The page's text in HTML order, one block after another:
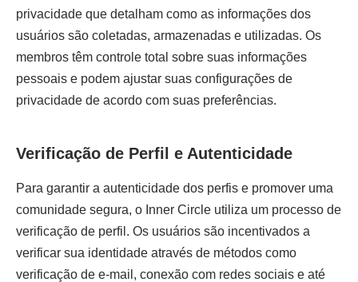
privacidade que detalham como as informações dos
usuários são coletadas, armazenadas e utilizadas. Os
membros têm controle total sobre suas informações
pessoais e podem ajustar suas configurações de
privacidade de acordo com suas preferências.
Verificação de Perfil e Autenticidade
Para garantir a autenticidade dos perfis e promover uma
comunidade segura, o Inner Circle utiliza um processo de
verificação de perfil. Os usuários são incentivados a
verificar sua identidade através de métodos como
verificação de e-mail, conexão com redes sociais e até